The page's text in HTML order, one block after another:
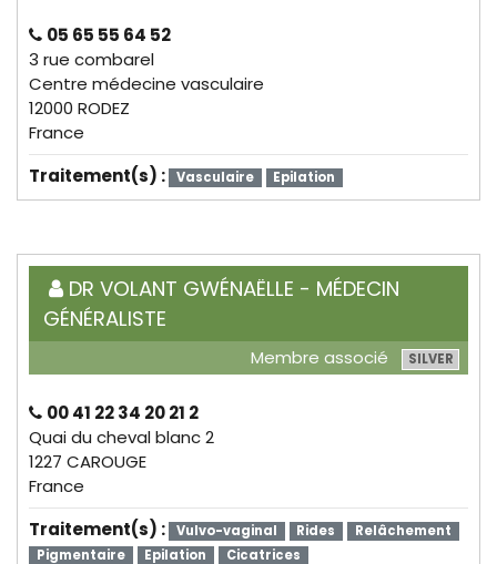
05 65 55 64 52
3 rue combarel
Centre médecine vasculaire
12000 RODEZ
France
Traitement(s) :
Vasculaire Epilation
DR VOLANT GWÉNAËLLE - MÉDECIN
GÉNÉRALISTE
Membre associé SILVER
00 41 22 34 20 21 2
Quai du cheval blanc 2
1227 CAROUGE
France
Traitement(s) :
Vulvo-vaginal Rides
Relâchement
Pigmentaire
Epilation Cicatrices